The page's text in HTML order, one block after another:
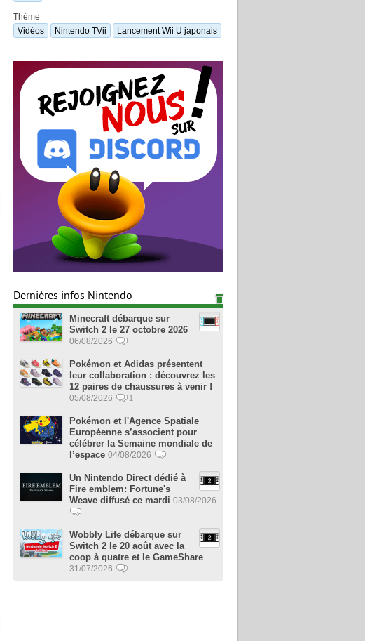
Thème
Vidéos
Nintendo TVii Lancement Wii U japonais
Dernières infos Nintendo
Minecraft débarque sur
Switch 2 le 27 octobre 2026
06/08/2026
Pokémon et Adidas présentent
leur collaboration : découvrez les
12 paires de chaussures à venir !
05/08/2026 1
Pokémon et l'Agence Spatiale
Européenne s’associent pour
célébrer la Semaine mondiale de
l’espace 04/08/2026
Un Nintendo Direct dédié à
Fire emblem: Fortune's
Weave diffusé ce mardi 03/08/2026
Wobbly Life débarque sur
Switch 2 le 20 août avec la
coop à quatre et le GameShare
31/07/2026